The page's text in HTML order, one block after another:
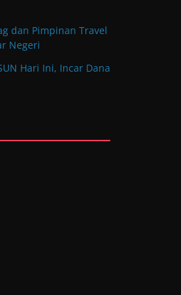
dan Pimpinan Travel
Negeri
Hari Ini, Incar Dana